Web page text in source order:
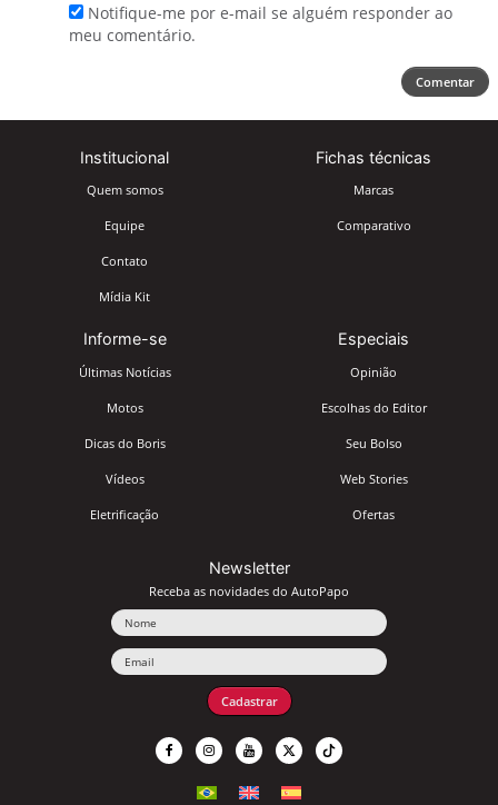
Notifique-me por e-mail se alguém responder ao
meu comentário.
Comentar
Institucional
Quem somos
Equipe
Contato
Mídia Kit
Fichas técnicas
Marcas
Comparativo
Informe-se
Últimas Notícias
Motos
Dicas do Boris
Vídeos
Eletrificação
Especiais
Opinião
Escolhas do Editor
Seu Bolso
Web Stories
Ofertas
Newsletter
Receba as novidades do AutoPapo
Cadastrar